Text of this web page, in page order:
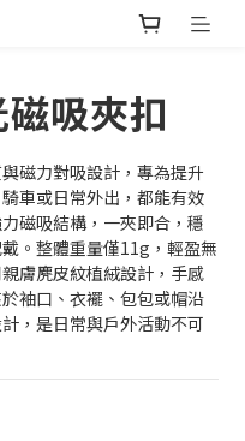
吸夾扣
磁力對吸設計，專為提升
車或日常外出，都能有效
磁吸結構，一夾即合，穩
。整體重量僅11g，輕盈無
膚麂皮紋植絨設計，手感
袖口、衣襬、包包或帽沿
，是日常與戶外活動不可